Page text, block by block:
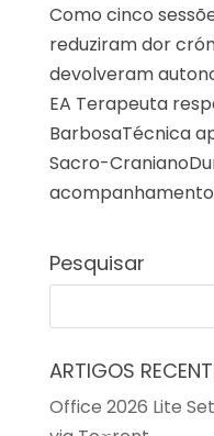
Como cinco
reduziram dor
devolveram
EA Terapeuta
BarbosaTécnica
Sacro-
acompanhamento:
Pesquisar
ARTIGOS
Office 2026 Lite